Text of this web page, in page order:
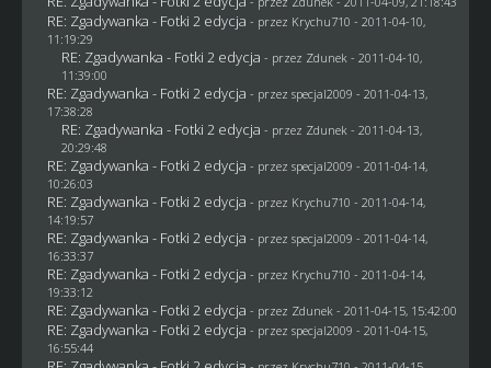
RE: Zgadywanka - Fotki 2 edycja - przez Krychu710 - 2011-04-10,
11:19:29
RE: Zgadywanka - Fotki 2 edycja - przez Zdunek - 2011-04-10,
11:39:00
RE: Zgadywanka - Fotki 2 edycja - przez specjal2009 - 2011-04-13,
17:38:28
RE: Zgadywanka - Fotki 2 edycja - przez Zdunek - 2011-04-13,
20:29:48
RE: Zgadywanka - Fotki 2 edycja - przez specjal2009 - 2011-04-14,
10:26:03
RE: Zgadywanka - Fotki 2 edycja - przez Krychu710 - 2011-04-14,
14:19:57
RE: Zgadywanka - Fotki 2 edycja - przez specjal2009 - 2011-04-14,
16:33:37
RE: Zgadywanka - Fotki 2 edycja - przez Krychu710 - 2011-04-14,
19:33:12
RE: Zgadywanka - Fotki 2 edycja - przez Zdunek - 2011-04-15, 15:42:00
RE: Zgadywanka - Fotki 2 edycja - przez specjal2009 - 2011-04-15,
16:55:44